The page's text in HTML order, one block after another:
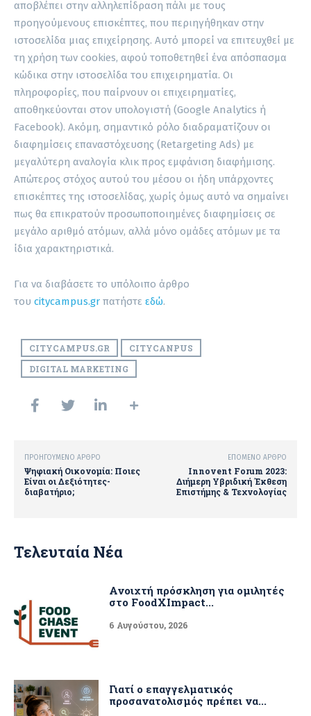
αποβλέπει στην αλληλεπίδραση πάλι με τους
προηγούμενους επισκέπτες, που περιηγήθηκαν στην
ιστοσελίδα μιας επιχείρησης. Αυτό μπορεί να επιτευχθεί με
τη χρήση των cookies, αφού τοποθετηθεί ένα απόσπασμα
κώδικα στην ιστοσελίδα του επιχειρηματία. Οι
πληροφορίες, που παίρνουν οι επιχειρηματίες,
αποθηκεύονται στον υπολογιστή (Google Analytics ή
Facebook). Ακόμη, σημαντικό ρόλο διαδραματίζουν οι
διαφημίσεις επαναστόχευσης (Retargeting Ads) με
μεγαλύτερη αναλογία κλικ προς εμφάνιση διαφήμισης.
Απώτερος στόχος αυτού του μέσου οι ήδη υπάρχοντες
επισκέπτες της ιστοσελίδας, χωρίς όμως αυτό να σημαίνει
πως θα επικρατούν προσωποποιημένες διαφημίσεις σε
μεγάλο αριθμό ατόμων, αλλά μόνο ομάδες ατόμων με τα
ίδια χαρακτηριστικά.
Για να διαβάσετε το υπόλοιπο άρθρο
του citycampus.gr πατήστε εδώ.
CITYCAMPUS.GR
CITYCANPUS
DIGITAL MARKETING
ΠΡΟΗΓΟΎΜΕΝΟ ΆΡΘΡΟ
Ψηφιακή Οικονομία: Ποιες
Είναι οι Δεξιότητες-
διαβατήριο;
ΕΠΌΜΕΝΟ ΆΡΘΡΟ
Innovent Forum 2023:
Διήμερη Υβριδική Έκθεση
Επιστήμης & Τεχνολογίας
Τελευταία Νέα
Ανοιχτή πρόσκληση για ομιλητές
στο FoodXImpact...
6 Αυγούστου, 2026
Γιατί ο επαγγελματικός
προσανατολισμός πρέπει να...